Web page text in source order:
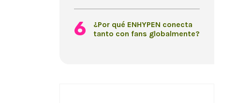
¿Por qué ENHYPEN conecta
tanto con fans globalmente?